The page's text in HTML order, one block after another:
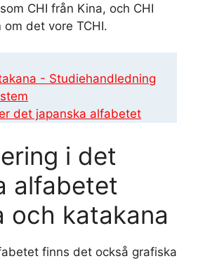
CHI från Kina, och CHI
det vore TCHI.
- Studiehandledning
det japanska alfabetet
i det
alfabetet
och katakana
finns det också grafiska